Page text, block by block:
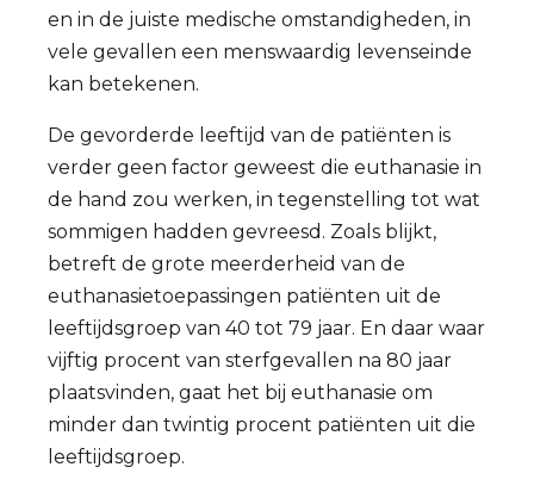
en in de juiste medische omstandigheden, in
vele gevallen een menswaardig levenseinde
kan betekenen.
De gevorderde leeftijd van de patiënten is
verder geen factor geweest die euthanasie in
de hand zou werken, in tegenstelling tot wat
sommigen hadden gevreesd. Zoals blijkt,
betreft de grote meerderheid van de
euthanasietoepassingen patiënten uit de
leeftijdsgroep van 40 tot 79 jaar. En daar waar
vijftig procent van sterfgevallen na 80 jaar
plaatsvinden, gaat het bij euthanasie om
minder dan twintig procent patiënten uit die
leeftijdsgroep.